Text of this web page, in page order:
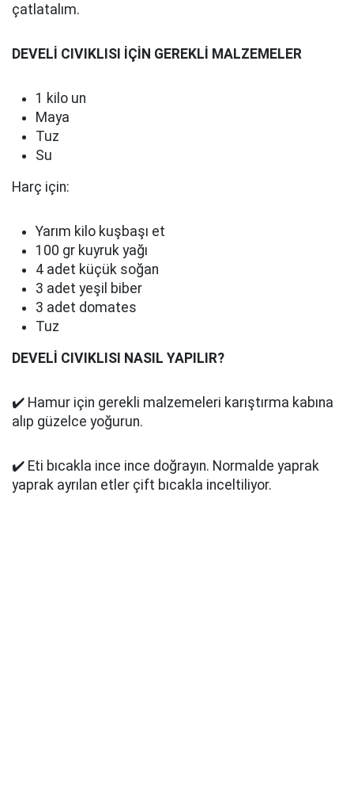
çatlatalım.
DEVELİ CIVIKLISI İÇİN GEREKLİ MALZEMELER
1 kilo un
Maya
Tuz
Su
Harç için:
Yarım kilo kuşbaşı et
100 gr kuyruk yağı
4 adet küçük soğan
3 adet yeşil biber
3 adet domates
Tuz
DEVELİ CIVIKLISI NASIL YAPILIR?
✔️ Hamur için gerekli malzemeleri karıştırma kabına
alıp güzelce yoğurun.
✔️ Eti bıcakla ince ince doğrayın. Normalde yaprak
yaprak ayrılan etler çift bıcakla inceltiliyor.